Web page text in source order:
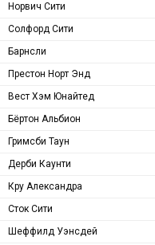
Норвич Сити
Солфорд Сити
Барнсли
Престон Норт Энд
Вест Хэм Юнайтед
Бёртон Альбион
Гримсби Таун
Дерби Каунти
Кру Александра
Сток Сити
Шеффилд Уэнсдей